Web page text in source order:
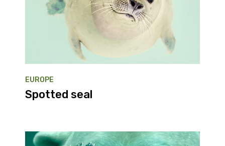
EUROPE
Spotted seal